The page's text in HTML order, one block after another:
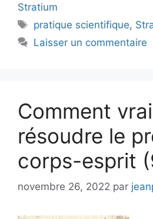
Stratium
Étiquettes
pratique scientifique,
Laisser un commentaire
Comment
résoudre le
corps-esprit
novembre 26, 2022 par